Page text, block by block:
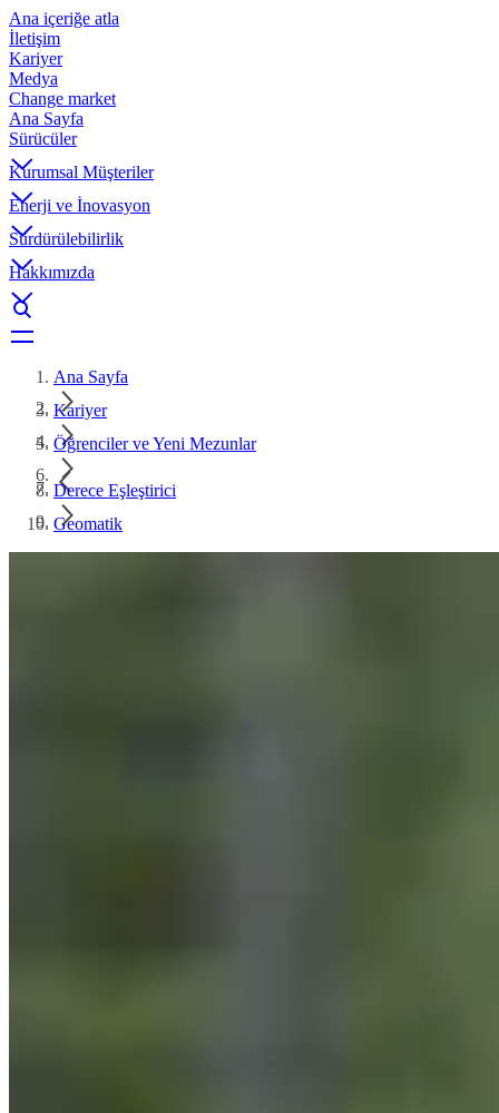
Ana içeriğe atla
İletişim
Kariyer
Medya
Change market
Ana Sayfa
Sürücüler
Kurumsal Müşteriler
Enerji ve İnovasyon
Sürdürülebilirlik
Hakkımızda
Ana Sayfa
Kariyer
Öğrenciler ve Yeni Mezunlar
Derece Eşleştirici
Geomatik